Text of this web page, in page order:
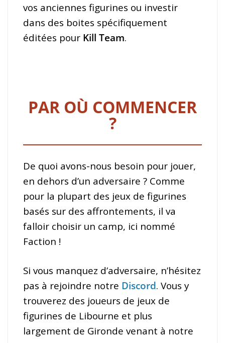
vos anciennes figurines ou investir
dans des boites spécifiquement
éditées pour Kill Team.
PAR OÙ COMMENCER
?
De quoi avons-nous besoin pour jouer,
en dehors d’un adversaire ? Comme
pour la plupart des jeux de figurines
basés sur des affrontements, il va
falloir choisir un camp, ici nommé
Faction !
Si vous manquez d’adversaire, n’hésitez
pas à rejoindre notre Discord. Vous y
trouverez des joueurs de jeux de
figurines de Libourne et plus
largement de Gironde venant à notre